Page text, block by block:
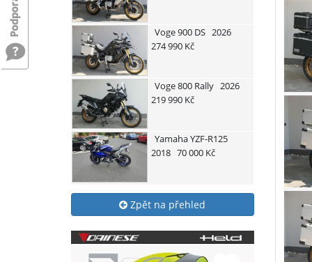
Voge900 DS 2026
274 990 Kč
Voge800 Rally 2026
219 990 Kč
YamahaYZF-R125
2018 70 000 Kč
Zpět na přehled